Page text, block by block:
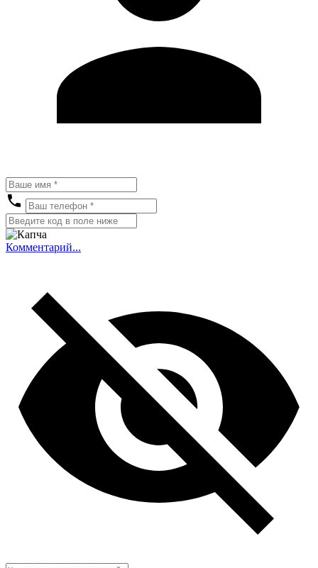
Комментарий...